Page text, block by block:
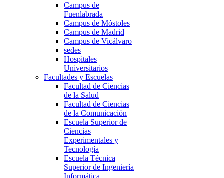
Campus de
Fuenlabrada
Campus de Móstoles
Campus de Madrid
Campus de Vicálvaro
sedes
Hospitales
Universitarios
Facultades y Escuelas
Facultad de Ciencias
de la Salud
Facultad de Ciencias
de la Comunicación
Escuela Superior de
Ciencias
Experimentales y
Tecnología
Escuela Técnica
Superior de Ingeniería
Informática